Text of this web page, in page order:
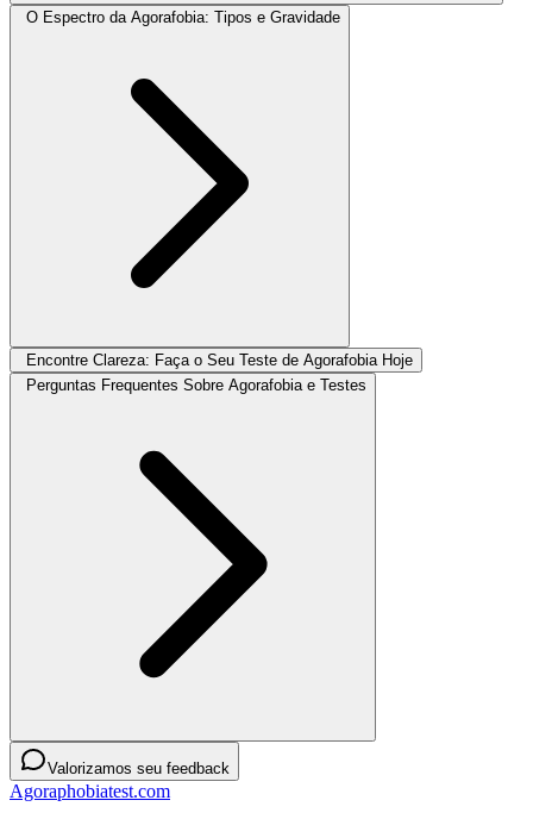
O Espectro da Agorafobia: Tipos e Gravidade
Encontre Clareza: Faça o Seu Teste de Agorafobia Hoje
Perguntas Frequentes Sobre Agorafobia e Testes
Valorizamos seu feedback
Agoraphobiatest.com